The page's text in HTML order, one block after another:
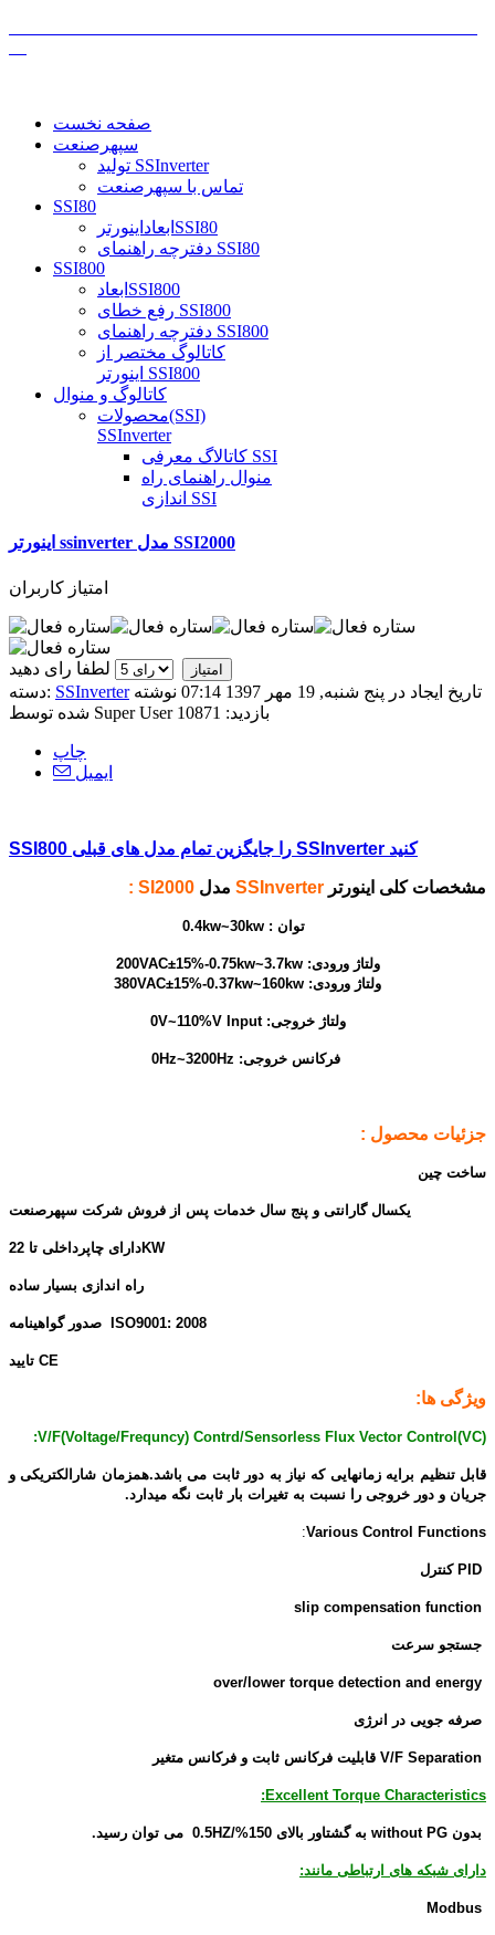
صفحه نخست
سپهرصنعت
تولید SSInverter
تماس با سپهرصنعت
SSI80
ابعاداینورترSSI80
دفترچه راهنمای SSI80
SSI800
ابعادSSI800
رفع خطای SSI800
دفترچه راهنمای SSI800
کاتالوگ مختصر از
اینورتر SSI800
کاتالوگ و منوال
محصولات(SSI)
SSInverter
کاتالاگ معرفی SSI
منوال راهنمای راه
اندازی SSI
اینورتر ssinverter مدل SSI2000
امتیاز کاربران
لطفا رای دهید
دسته: SSInverter تاریخ ایجاد در پنج شنبه, 19 مهر 1397 07:14
نوشته
Super User بازدید: 10871
چاپ
ایمیل
SSI800 را جایگزین تمام مدل های قبلی SSInverter کنید
مشخصات کلی اینورتر مدل
توان :0.4kw~30kw
ولتاژ ورودی: 200VAC±15%-0.75kw~3.7kw
ولتاژ ورودی: 380VAC±15%-0.37kw~160kw
ولتاژ خروجی:0V~110%V Input
فرکانس خروجی: 0Hz~3200Hz
جزئیات محصول :
ساخت چین
یکسال گارانتی و پنج سال خدمات پس از فروش شرکت سپهرصنعت
دارای چاپرداخلی تا 22KW
راه اندازی بسیار ساده
صدور گواهینامه ISO9001: 2008
تایید CE
ویژگی ها:
V/F(Voltage/Frequncy) Contrd/Sensorless Flux Vector Control(VC):
قابل تنظیم برایه زمانهایی که نیاز به دور ثابت می باشد.همزمان شارالکتریکی و
جریان و دور خروجی را نسبت به تغیرات بار ثابت نگه میدارد.
Various Control Functions
:
PID کنترل
جستجو سرعت
صرفه جویی در انرژی
Excellent Torque Characteristics:
بدون without PG به گشتاور بالای 150%/0.5HZ می توان رسید.
دارای شبکه های ارتباطی مانند: